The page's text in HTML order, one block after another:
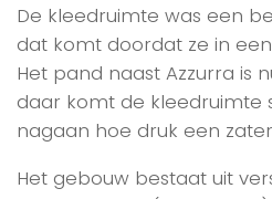
De kleedruimte was een
dat komt doordat ze in
Het pand naast Azzurra is
daar komt de kleedruimte
nagaan hoe druk een
Het gebouw bestaat uit